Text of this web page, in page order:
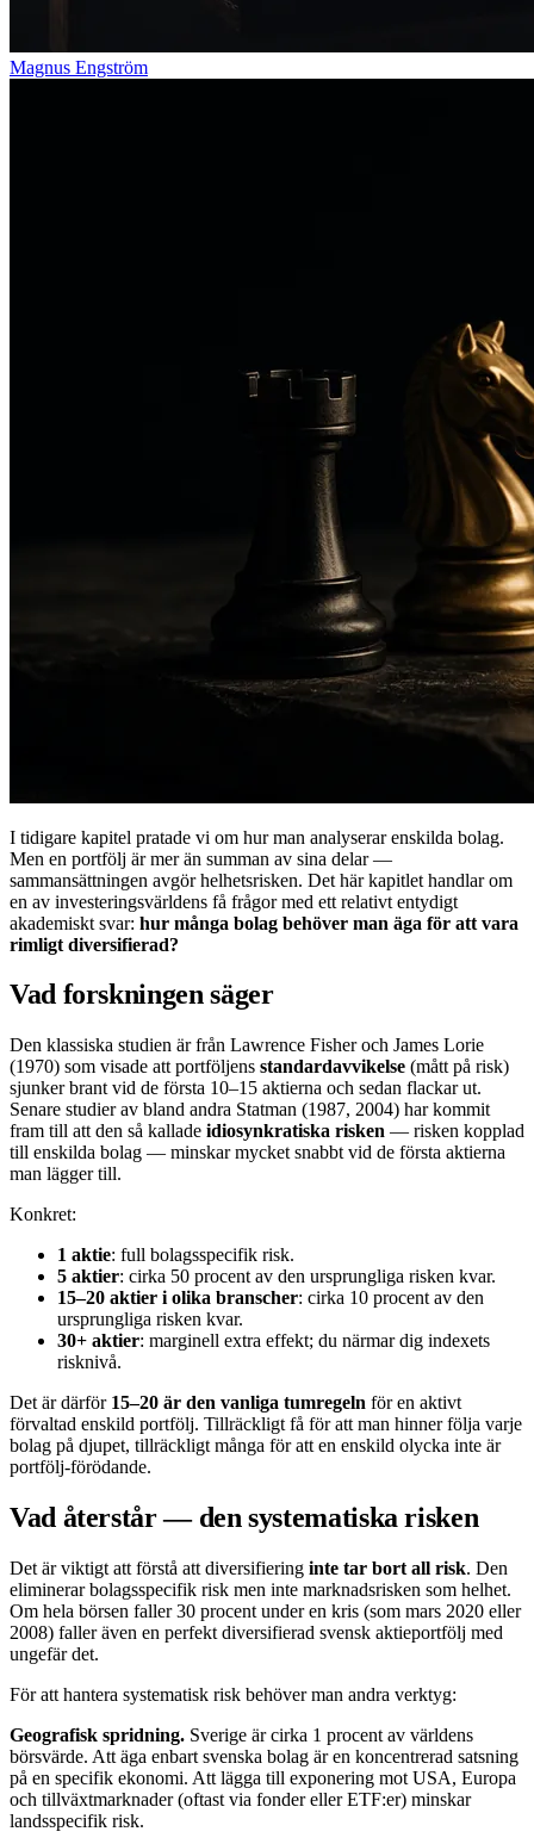
Magnus Engström
I tidigare kapitel pratade vi om hur man analyserar enskilda bolag.
Men en portfölj är mer än summan av sina delar —
sammansättningen avgör helhetsrisken. Det här kapitlet handlar om
en av investeringsvärldens få frågor med ett relativt entydigt
akademiskt svar: hur många bolag behöver man äga för att vara
rimligt diversifierad?
Vad forskningen säger
Den klassiska studien är från Lawrence Fisher och James Lorie
(1970) som visade att portföljens standardavvikelse (mått på risk)
sjunker brant vid de första 10–15 aktierna och sedan flackar ut.
Senare studier av bland andra Statman (1987, 2004) har kommit
fram till att den så kallade idiosynkratiska risken — risken kopplad
till enskilda bolag — minskar mycket snabbt vid de första aktierna
man lägger till.
Konkret:
1 aktie: full bolagsspecifik risk.
5 aktier: cirka 50 procent av den ursprungliga risken kvar.
15–20 aktier i olika branscher: cirka 10 procent av den
ursprungliga risken kvar.
30+ aktier: marginell extra effekt; du närmar dig indexets
risknivå.
Det är därför 15–20 är den vanliga tumregeln för en aktivt
förvaltad enskild portfölj. Tillräckligt få för att man hinner följa varje
bolag på djupet, tillräckligt många för att en enskild olycka inte är
portfölj-förödande.
Vad återstår — den systematiska risken
Det är viktigt att förstå att diversifiering inte tar bort all risk. Den
eliminerar bolagsspecifik risk men inte marknadsrisken som helhet.
Om hela börsen faller 30 procent under en kris (som mars 2020 eller
2008) faller även en perfekt diversifierad svensk aktieportfölj med
ungefär det.
För att hantera systematisk risk behöver man andra verktyg:
Geografisk spridning. Sverige är cirka 1 procent av världens
börsvärde. Att äga enbart svenska bolag är en koncentrerad satsning
på en specifik ekonomi. Att lägga till exponering mot USA, Europa
och tillväxtmarknader (oftast via fonder eller ETF:er) minskar
landsspecifik risk.